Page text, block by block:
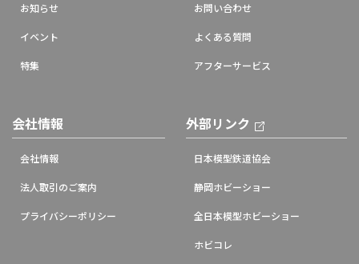
お知らせ
イベント
特集
お問い合わせ
よくある質問
アフターサービス
会社情報
会社情報
法人取引のご案内
プライバシーポリシー
外部リンク
日本模型鉄道協会
静岡ホビーショー
全日本模型ホビーショー
ホビコレ